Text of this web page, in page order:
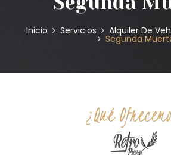
Inicio Servicios Alquiler De
Segunda
¿Qué